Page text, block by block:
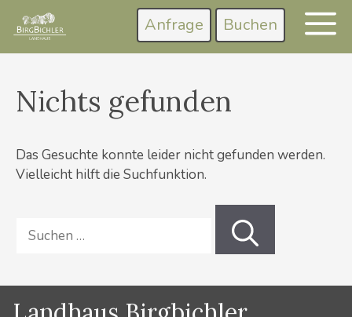
Inhalt
Anfrage Buchen
Nichts gefunden
Das Gesuchte konnte leider nicht gefunden werden.
Vielleicht hilft die Suchfunktion.
nach: